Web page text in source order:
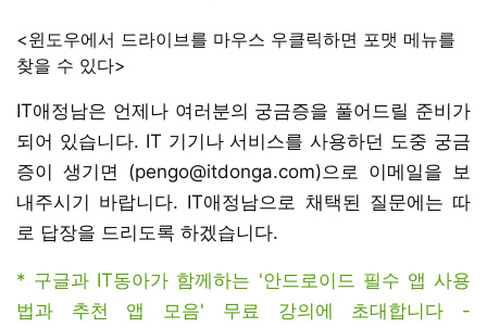
<윈도우에서 드라이브를 마우스 우클릭하면 포맷 메뉴를
찾을 수 있다>
IT애정남은 언제나 여러분의 궁금증을 풀어드릴 준비가
되어 있습니다. IT 기기나 서비스를 사용하던 도중 궁금
증이 생기면 (pengo@itdonga.com)으로 이메일을 보
내주시기 바랍니다. IT애정남으로 채택된 질문에는 따
로 답장을 드리도록 하겠습니다.
* 구글과 IT동아가 함께하는 '안드로이드 필수 앱 사용
법과 추천 앱 모음' 무료 강의에 초대합니다 -